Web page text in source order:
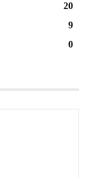
20
9
0